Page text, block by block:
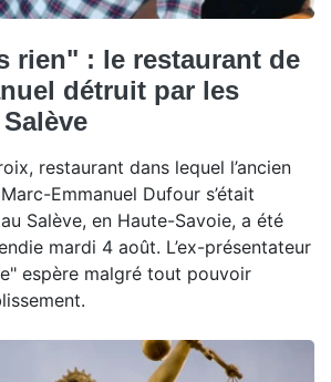
rien" : le restaurant de
détruit par les
restaurant dans lequel l’ancien
Emmanuel Dufour s’était
Salève, en Haute-Savoie, a été
mardi 4 août. L’ex-présentateur
espère malgré tout pouvoir